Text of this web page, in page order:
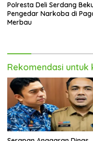
Polresta Deli Serdang
Pengedar Narkoba di
Merbau
Rekomendasi untuk